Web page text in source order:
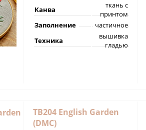
Канва
ткань с
принтом
Заполнение
частичное
Техника
вышивка
гладью
TB204 English Garden
(DMC)